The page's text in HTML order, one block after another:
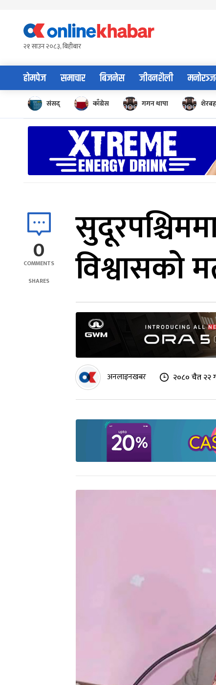
content२१ साउन २०८३, बिहीबार
होमपेज समाचार बिजनेस जीवनशैली
संसद् काँग्रेस गगन थापा
0
COMMENTS
SHARES
विश्वासको
अनलाइनखबर २०८० चैत २२